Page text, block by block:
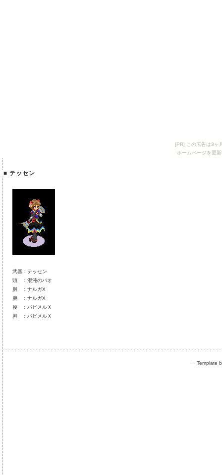
[PR] この広告は3ヶ
ホームページを更
■ テッセン
武器：テッセン
頭 ：混沌のパオ
胴 ：ナルガX
腕 ：ナルガX
腰 ：パピメルＸ
脚 ：パピメルＸ
Template